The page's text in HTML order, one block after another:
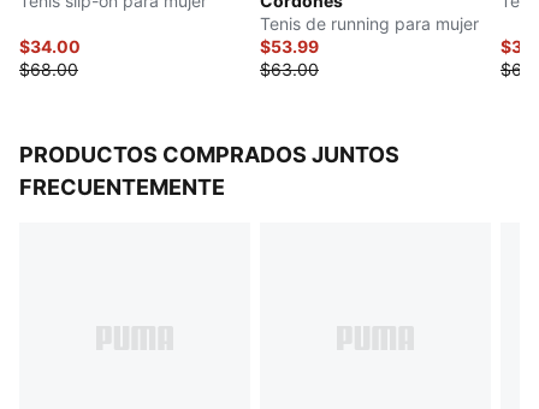
$34.00
$68.00
Tenis de running para mujer
$53.99
$63.00
PRODUCTOS COMPRADOS JUNTOS
FRECUENTEMENTE